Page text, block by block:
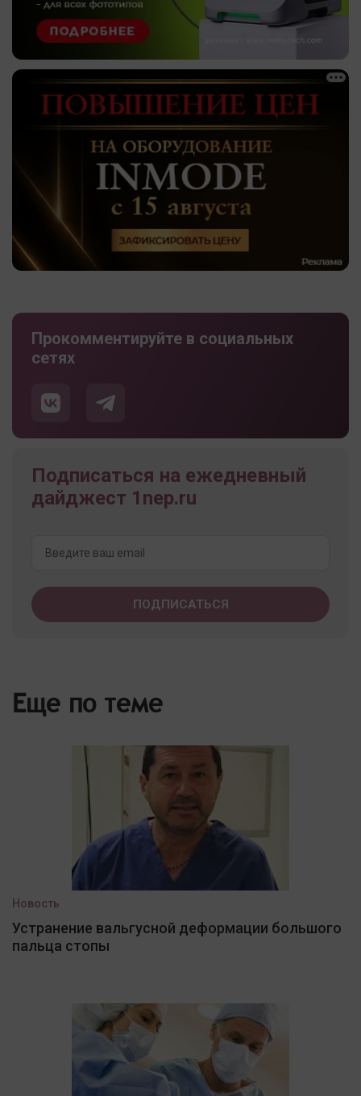
Прокомментируйте в социальных
сетях
Подписаться на ежедневный
дайджест 1nep.ru
Еще по теме
Новость
Устранение вальгусной деформации большого
пальца стопы